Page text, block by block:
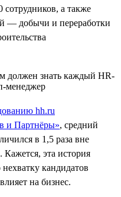
а также
— добычи и переработки
hh.ru
и Партнёры», средний
в 1,5 раза вне
Кажется, эта история
кандидатов
на бизнес.